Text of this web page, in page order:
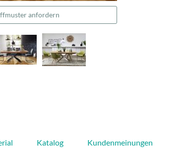
anfordern
Katalog Kundenmeinungen